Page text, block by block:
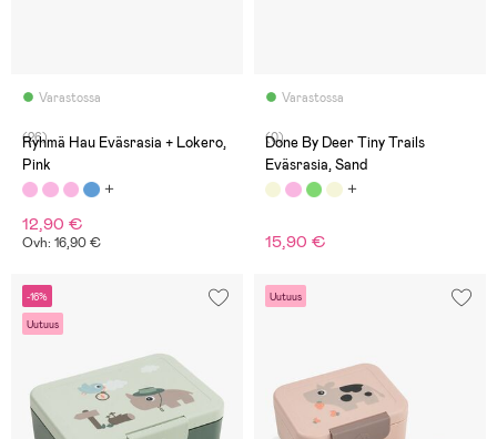
Varastossa
(26)
Ryhmä Hau Eväsrasia + Lokero,
Pink
12,90 €
Ovh: 16,90 €
Varastossa
(0)
Done By Deer Tiny Trails
Eväsrasia, Sand
15,90 €
-16%
Uutuus
Uutuus